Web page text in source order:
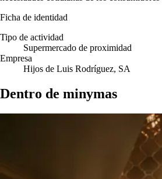
Ficha de identidad
Tipo de actividad
Supermercado de proximidad
Empresa
Hijos de Luis Rodríguez, SA
Dentro de minymas